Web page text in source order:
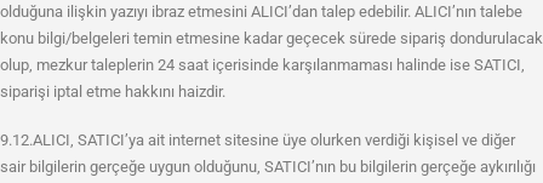
olduğuna ilişkin yazıyı ibraz etmesini ALICI’dan talep edebilir. ALICI’nın talebe
konu bilgi/belgeleri temin etmesine kadar geçecek sürede sipariş dondurulacak
olup, mezkur taleplerin 24 saat içerisinde karşılanmaması halinde ise SATICI,
siparişi iptal etme hakkını haizdir.
9.12.ALICI, SATICI’ya ait internet sitesine üye olurken verdiği kişisel ve diğer
sair bilgilerin gerçeğe uygun olduğunu, SATICI’nın bu bilgilerin gerçeğe aykırılığı